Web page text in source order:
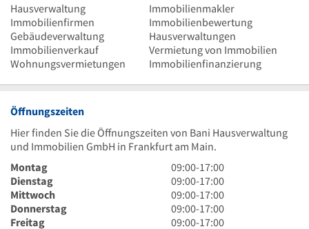
Hausverwaltung
Immobilienmakler
Immobilienfirmen
Immobilienbewertung
Gebäudeverwaltung
Hausverwaltungen
Immobilienverkauf
Vermietung von Immobilien
Wohnungsvermietungen
Immobilienfinanzierung
Öffnungszeiten
Hier finden Sie die Öffnungszeiten von Bani Hausverwaltung
und Immobilien GmbH in Frankfurt am Main.
Montag
9
Uhr
bis
17
Uhr
09:00-17:00
Dienstag
9
Uhr
bis
17
09:00-17:00
Mittwoch
9
Uhr
bis
09:00-17:00
Donnerstag
9
Uhr
09:00-17:00
Freitag
9
09:00-17:00